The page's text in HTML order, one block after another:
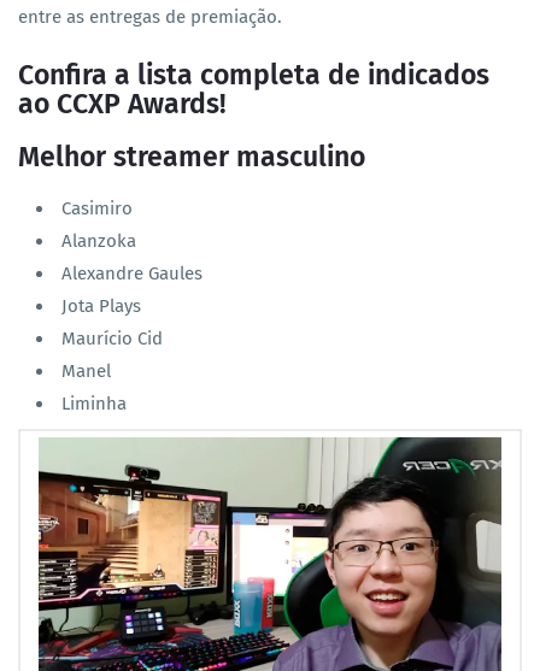
entre as entregas de premiação.
Confira a lista completa de indicados
ao CCXP Awards!
Melhor streamer masculino
Casimiro
Alanzoka
Alexandre Gaules
Jota Plays
Maurício Cid
Manel
Liminha